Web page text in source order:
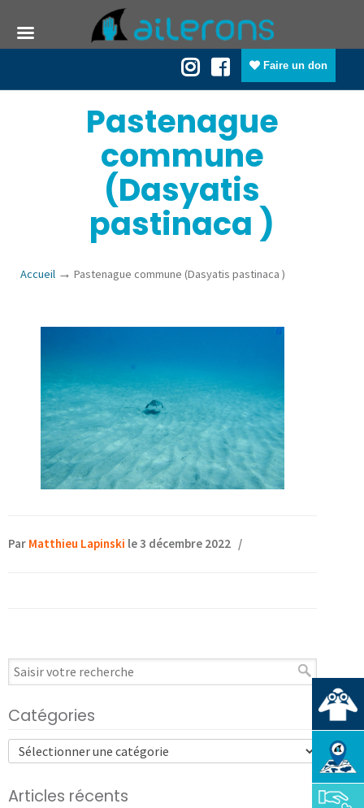
Faire un don
Pastenague
commune
(Dasyatis
pastinaca )
Accueil → Pastenague commune (Dasyatis pastinaca )
Par Matthieu Lapinski le 3 décembre 2022 /
Catégories
Articles récents